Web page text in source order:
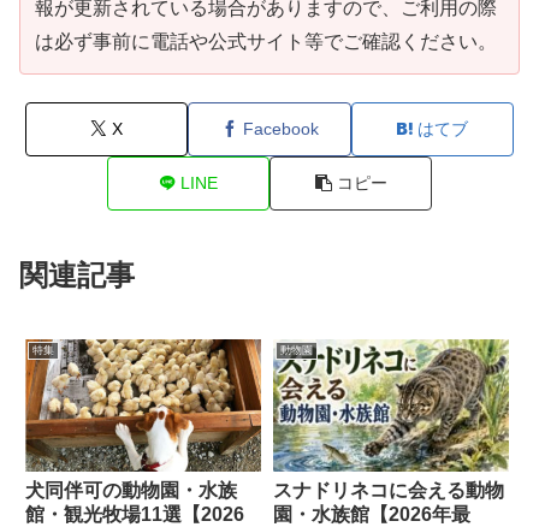
報が更新されている場合がありますので、ご利用の際
は必ず事前に電話や公式サイト等でご確認ください。
X Facebook はてブ
LINE コピー
関連記事
特集
犬同伴可の動物園・水族
館・観光牧場11選【2026
動物園
スナドリネコに会える動物
園・水族館【2026年最